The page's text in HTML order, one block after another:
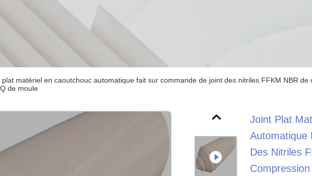
plat matériel en caoutchouc automatique fait sur commande de joint des nitriles FFKM NBR de
de moule
Joint Plat
Automatique
Des Nitriles